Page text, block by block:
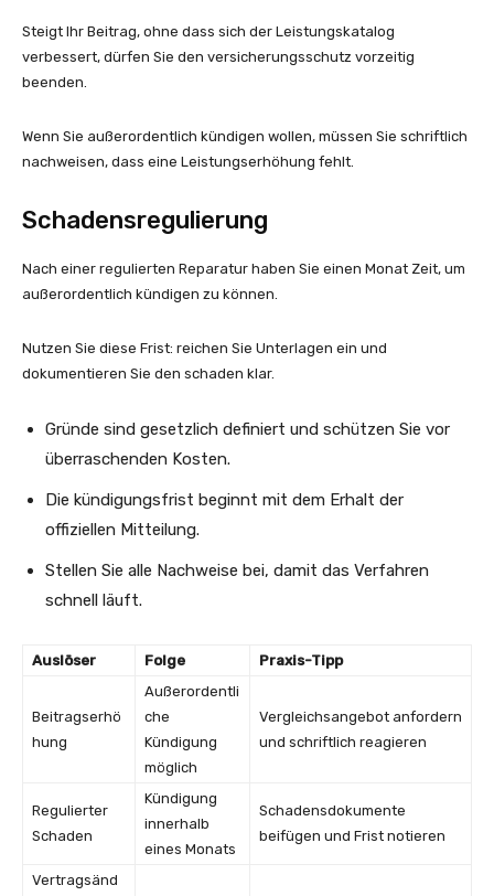
Steigt Ihr Beitrag, ohne dass sich der Leistungskatalog
verbessert, dürfen Sie den versicherungsschutz vorzeitig
beenden.
Wenn Sie außerordentlich kündigen wollen, müssen Sie schriftlich
nachweisen, dass eine Leistungserhöhung fehlt.
Schadensregulierung
Nach einer regulierten Reparatur haben Sie einen Monat Zeit, um
außerordentlich kündigen zu können.
Nutzen Sie diese Frist: reichen Sie Unterlagen ein und
dokumentieren Sie den schaden klar.
Gründe sind gesetzlich definiert und schützen Sie vor
überraschenden Kosten.
Die kündigungsfrist beginnt mit dem Erhalt der
offiziellen Mitteilung.
Stellen Sie alle Nachweise bei, damit das Verfahren
schnell läuft.
Auslöser Folge Praxis-Tipp
Beitragserhö
hung
Außerordentli
che
Kündigung
möglich
Vergleichsangebot anfordern
und schriftlich reagieren
Regulierter
Schaden
Kündigung
innerhalb
eines Monats
Schadensdokumente
beifügen und Frist notieren
Vertragsänd